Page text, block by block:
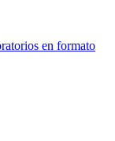
en formato